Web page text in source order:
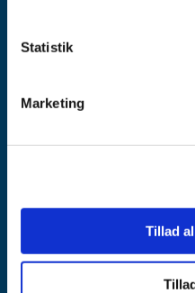
Statistik
Marketing
Tillad
Lægemiddelstyrelsen er en
Sundheds- og Kirkeministeriet.